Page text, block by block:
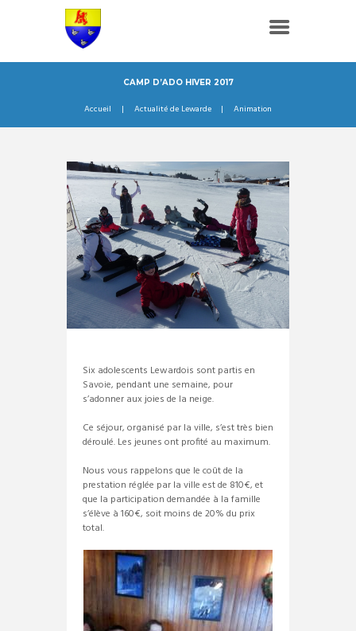
CAMP D’ADO HIVER 2017
Accueil Actualité de Lewarde Animation
Six adolescents Lewardois sont partis en
Savoie, pendant une semaine, pour
s’adonner aux joies de la neige.
Ce séjour, organisé par la ville, s’est très bien
déroulé. Les jeunes ont profité au maximum.
Nous vous rappelons que le coût de la
prestation réglée par la ville est de 810€, et
que la participation demandée à la famille
s’élève à 160€, soit moins de 20% du prix
total.